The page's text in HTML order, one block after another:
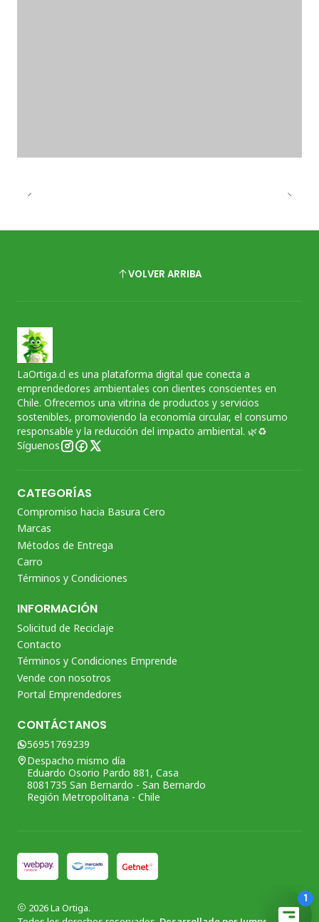
VOLVER ARRIBA
LaOrtiga.cl es una plataforma digital que conecta a
emprendedores ambientales con clientes conscientes en
Chile. Ofrecemos una vitrina de productos y servicios
sostenibles, promoviendo la economía circular, el consumo
responsable y la reducción del impacto ambiental. 🌿♻️
Síguenos
CATEGORÍAS
Compromiso hacia Basura Cero
Marcas
Métodos de Entrega
Carro
Términos y Condiciones
INFORMACIÓN
Solicitud de Reciclaje
Contacto
Términos y Condiciones Emprende
Vende con nosotros
Portal Emprendedores
CONTÁCTANOS
56951769239
Despacho mismo día
Eduardo Osorio Pardo 881, Casa
8081735 San Bernardo - San Bernardo
Región Metropolitana - Chile
2026 La Ortiga.